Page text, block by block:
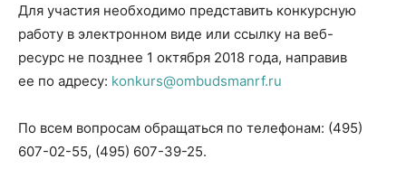
Для участия необходимо представить конкурсную
работу в электронном виде или ссылку на веб-
ресурс не позднее 1 октября 2018 года, направив
ее по адресу: konkurs@ombudsmanrf.ru
По всем вопросам обращаться по телефонам: (495)
607-02-55, (495) 607-39-25.